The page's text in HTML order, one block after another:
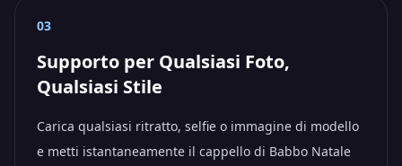
03
Supporto per Qualsiasi Foto,
Qualsiasi Stile
Carica qualsiasi ritratto, selfie o immagine di modello
e metti istantaneamente il cappello di Babbo Natale